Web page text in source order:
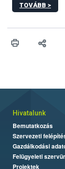
hatósági
vonni az ebek
TOVÁBB >
Hivatalunk
Bemutatkozás
Szervezeti
Gazdálkodási
Felügyeleti
Projektek